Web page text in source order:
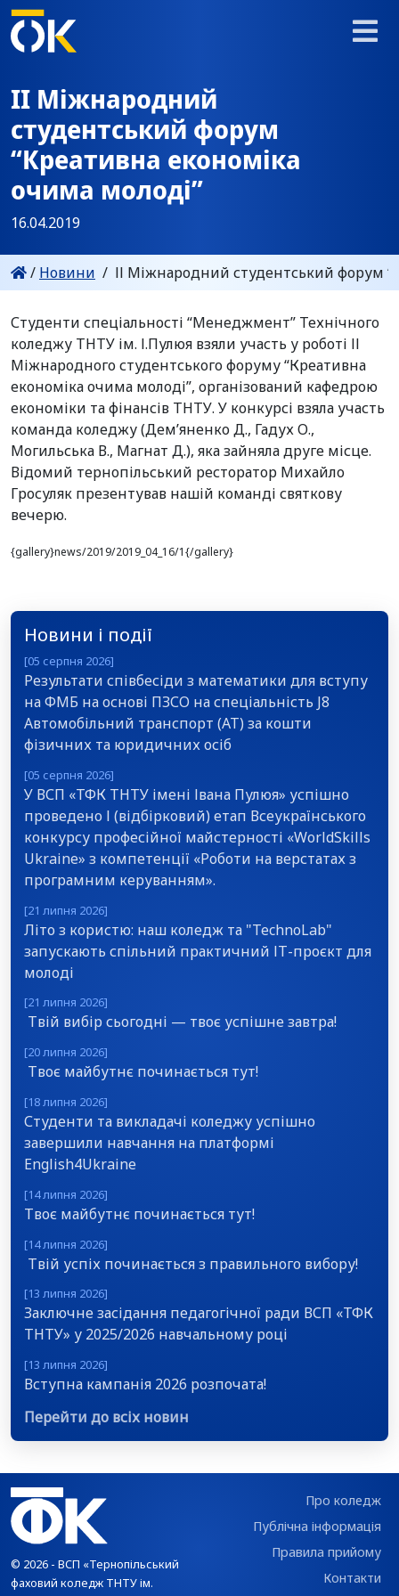
ІІ Міжнародний
студентський форум
“Креативна економіка
очима молоді”
16.04.2019
/ Новини / ІІ Міжнародний студентський форум
Студенти спеціальності “Менеджмент” Технічного
коледжу ТНТУ ім. І.Пулюя взяли участь у роботі ІІ
Міжнародного студентського форуму “Креативна
економіка очима молоді”, організований кафедрою
економіки та фінансів ТНТУ. У конкурсі взяла участь
команда коледжу (Дем’яненко Д., Гадух О.,
Могильська В., Магнат Д.), яка зайняла друге місце.
Відомий тернопільський ресторатор Михайло
Гросуляк презентував нашій команді святкову
вечерю.
{gallery}news/2019/2019_04_16/1{/gallery}
Новини і події
[05 серпня 2026]
Результати співбесіди з математики для вступу
на ФМБ на основі ПЗСО на спеціальність J8
Автомобільний транспорт (АТ) за кошти
фізичних та юридичних осіб
[05 серпня 2026]
У ВСП «ТФК ТНТУ імені Івана Пулюя» успішно
проведено І (відбірковий) етап Всеукраїнського
конкурсу професійної майстерності «WorldSkills
Ukraine» з компетенції «Роботи на верстатах з
програмним керуванням».
[21 липня 2026]
Літо з користю: наш коледж та "TechnoLab"
запускають спільний практичний ІТ-проєкт для
молоді
[21 липня 2026]
Твій вибір сьогодні — твоє успішне завтра!
[20 липня 2026]
Твоє майбутнє починається тут!
[18 липня 2026]
Студенти та викладачі коледжу успішно
завершили навчання на платформі
English4Ukraine
[14 липня 2026]
Твоє майбутнє починається тут!
[14 липня 2026]
Твій успіх починається з правильного вибору!
[13 липня 2026]
Заключне засідання педагогічної ради ВСП «ТФК
ТНТУ» у 2025/2026 навчальному році
[13 липня 2026]
Вступна кампанія 2026 розпочата!
Перейти до всіх новин
© 2026 - ВСП «Тернопільський
фаховий коледж ТНТУ ім.
Про коледж
Публічна інформація
Правила прийому
Контакти